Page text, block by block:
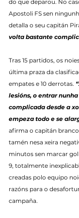
do que deparou. No
Apostoli FS sen
detalla o seu capitán
volta bastante
Tras 15 partidos, os
última praza da
empates e 10 derrotas.
lesións, o entrar
complicada desde a
empeza todo e se
afirma o capitán
tamén nesa xeira
minutos sen marcar gol
9, totalmente
creadas polo equipo
razóns para o
campaña.